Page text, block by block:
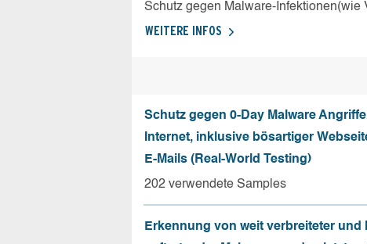
Schutz gegen Malware-Infektionen(wie
WEITERE INFOS
Schutz gegen 0-Day Malware
Internet, inklusive bösartiger
E-Mails (Real-World Testing)
202 verwendete Samples
Erkennung von weit verbreiteter und